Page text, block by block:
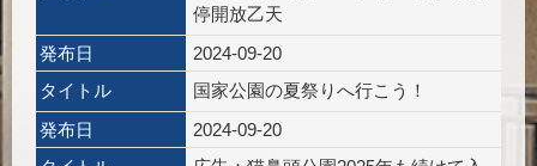
停開放乙天
発布日
2024-09-20
タイトル
国家公園の夏祭りへ行こう！
発布日
2024-09-20